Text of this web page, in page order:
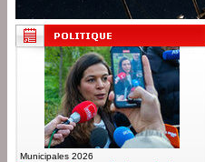
Municipales 2026